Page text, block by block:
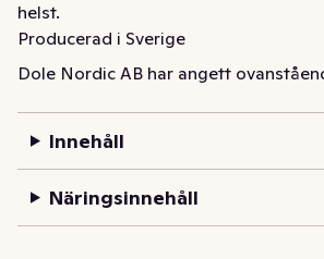
helst.
Producerad i Sverige
Dole Nordic AB har angett
Innehåll
Näringsinnehåll